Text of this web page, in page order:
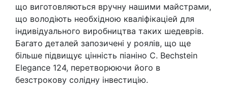
що виготовляються вручну нашими майстрами,
що володіють необхідною кваліфікaціей для
індивідуального виробництва таких шедеврів.
Багато деталей запозичені у роялів, що ще
більше підвищує цінність піаніно C. Bechstein
Elegance 124, перетворюючи його в
безстрокову солідну інвестицію.